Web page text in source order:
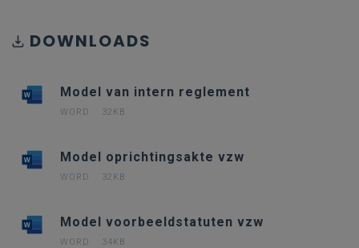
DOWNLOADS
Model van intern reglement
WORD 32KB
Model oprichtingsakte vzw
WORD 32KB
Model voorbeeldstatuten vzw
WORD 34KB